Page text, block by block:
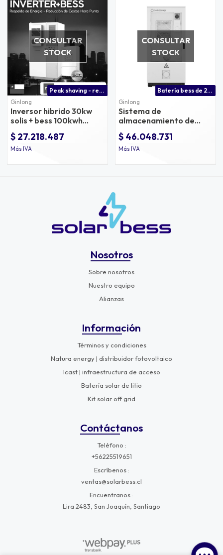
CONSULTAR
STOCK
Peak shaving - recorte de energía en hora punta
Ginlong
Inversor hibrido 30kw
solis + bess 100kwh
dyness
$ 27.218.487
Más IVA
CONSULTAR
STOCK
Batería bess de 261kwh compatible con inversores solis
Ginlong
Sistema de
almacenamiento de
energía bess 261kwh
evercore solis
$ 46.048.731
Más IVA
Nosotros
Sobre nosotros
Nuestro equipo
Alianzas
Información
Términos y condiciones
Natura energy | distribuidor fotovoltaico
Icast | infraestructura de acceso
Batería solar de litio
Kit solar off grid
Contáctanos
Teléfono
+56225519651
Escríbenos
ventas@solarbess.cl
Encuentranos
Lira 2483, San Joaquín, Santiago